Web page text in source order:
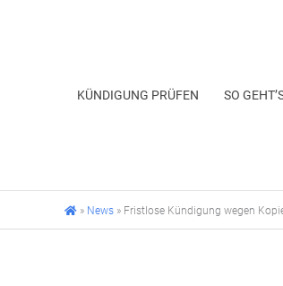
KÜNDIGUNG PRÜFEN SO
» News » Fristlose Kündigung wegen